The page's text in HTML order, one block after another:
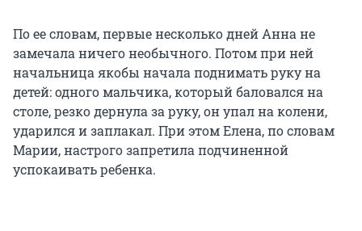
По ее словам, первые несколько дней Анна не
замечала ничего необычного. Потом при ней
начальница якобы начала поднимать руку на
детей: одного мальчика, который баловался на
столе, резко дернула за руку, он упал на колени,
ударился и заплакал. При этом Елена, по словам
Марии, настрого запретила подчиненной
успокаивать ребенка.